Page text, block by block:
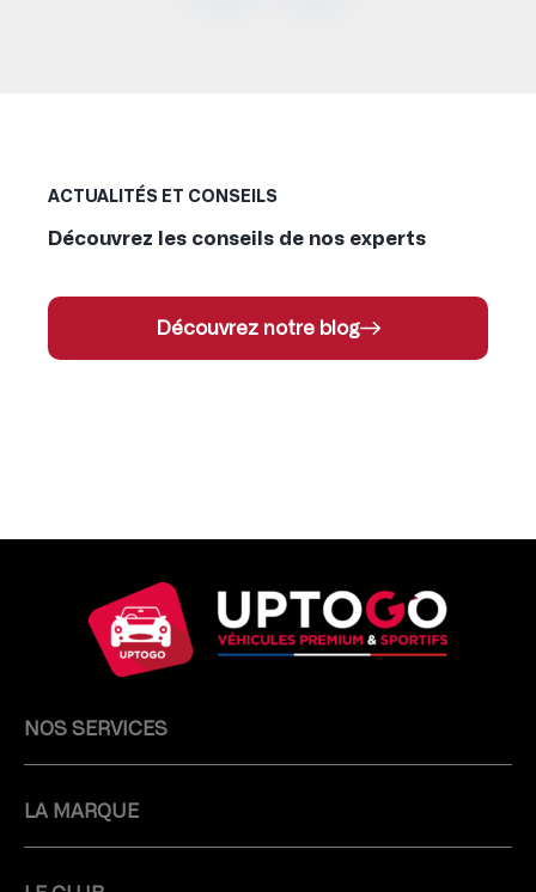
ACTUALITÉS ET CONSEILS
Découvrez les conseils de nos experts
Découvrez notre blog
NOS SERVICES
LA MARQUE